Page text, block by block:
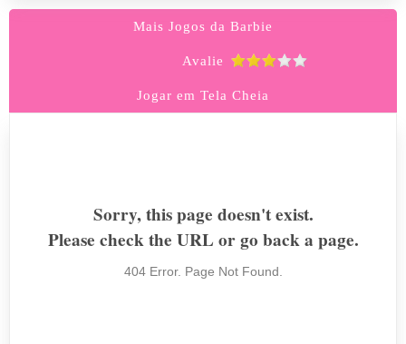
Mais Jogos da Barbie
Avalie
Jogar em Tela Cheia